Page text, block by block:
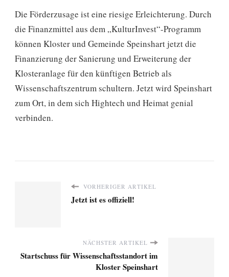
Die Förderzusage ist eine riesige Erleichterung. Durch
die Finanzmittel aus dem „KulturInvest“-Programm
können Kloster und Gemeinde Speinshart jetzt die
Finanzierung der Sanierung und Erweiterung der
Klosteranlage für den künftigen Betrieb als
Wissenschaftszentrum schultern. Jetzt wird Speinshart
zum Ort, in dem sich Hightech und Heimat genial
verbinden.
VORHERIGER ARTIKEL
Jetzt ist es offiziell!
NÄCHSTER ARTIKEL
Startschuss für Wissenschaftsstandort im
Kloster Speinshart